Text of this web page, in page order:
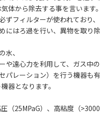
体から除去する事を言います。
フィルターが使われており、
はろ過を行い、異物を取り
水、
や遠心力を利用して、ガス中
レーション）を行う機器も有
器となります。
25MPaG）、高粘度（